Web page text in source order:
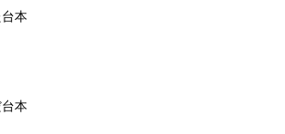
本
本